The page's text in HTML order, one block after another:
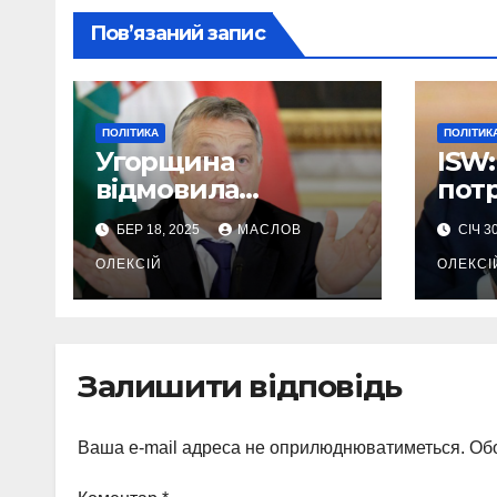
Пов’язаний запис
ПОЛІТИКА
Угорщина
відмовила
Єврораді в
підтримці України
через власні
інтереси
БЕР 18, 2025 МАСЛОВ
ОЛЕКСІЙ
мир
СІЧ
Залишити відповідь
Ваша e-mail адреса не оприлюднюватиметься.